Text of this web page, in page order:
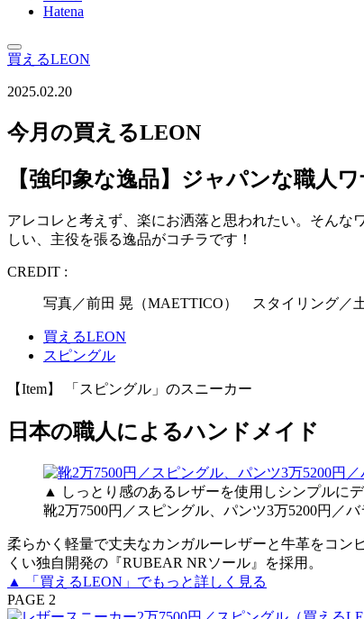
Hatena
買えるLEON
2025.02.20
今月の買えるLEON
【強印象な逸品】ジャパンな職人
アレコレと考えず、楽にお洒落と思われたい。そん
しい、主役を張る逸品がコチラです！
CREDIT :
写真／前田 晃（MAETTICO） スタイリング／
買えるLEON
スピングル
【Item】 「スピングル」のスニーカー
日本の職人によるハンドメイド
▲ しっとり感のあるレザーを使用しシンプルに
靴2万7500円／スピングル、パンツ3万5200円／
柔らかく軽量で丈夫なカンガルーレザーと牛革をコン
くい独自開発の『RUBEAR NRソール』を採用。
▲ 「買えるLEON」でもっと詳しく見る
PAGE 2